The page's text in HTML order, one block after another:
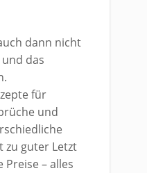
dann nicht
das
für
und
zu guter Letzt
– alles